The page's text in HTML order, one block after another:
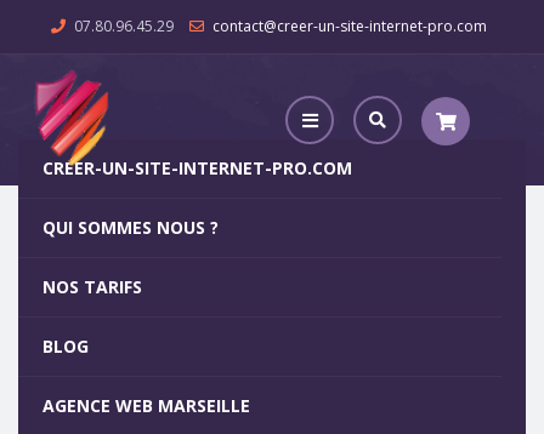
07.80.96.45.29 contact@creer-un-site-internet-pro.com
CREER-UN-SITE-INTERNET-PRO.COM
QUI SOMMES NOUS ?
NOS TARIFS
BLOG
AGENCE WEB MARSEILLE
Agence Web Suze-la-Rousse
5
Votre site internet pour 29€